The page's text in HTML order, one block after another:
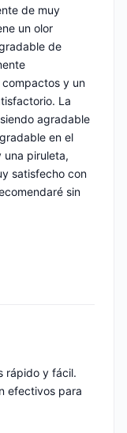
de muy
un olor
de
compactos y un
La
agradable
en el
una piruleta,
satisfecho con
sin
rápido y fácil.
efectivos para